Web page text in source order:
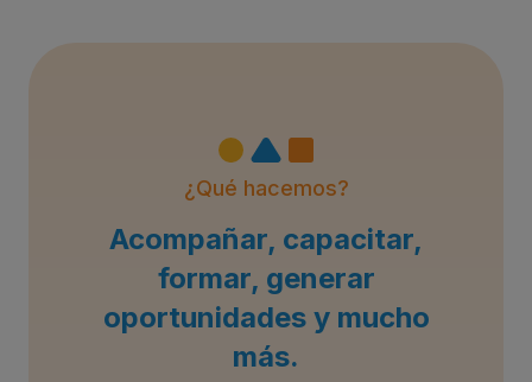
¿Qué hacemos?
Acompañar, capacitar,
formar, generar
oportunidades y mucho
más.